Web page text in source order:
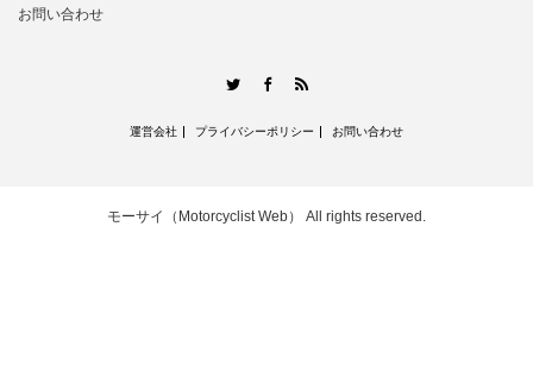
お問い合わせ
TwitterFacebook
運営会社 プライバシーポリシー お問い合わせ
モーサイ（Motorcyclist Web） All rights reserved.